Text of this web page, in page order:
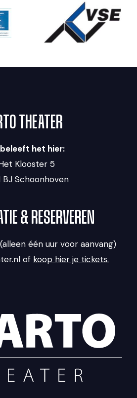
THEATER
het hier:
Klooster 5
BJ Schoonhoven
& RESERVEREN
één uur voor aanvang)
of koop hier je tickets.